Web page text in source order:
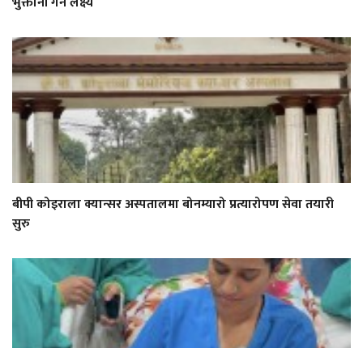
बीपी कोइराला क्यान्सर अस्पतालमा बोनम्यारो प्रत्यारोपण सेवा तयारी
सुरु